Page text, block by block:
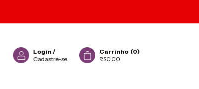
Login /
Cadastre-se
Carrinho (0)
R$0,00